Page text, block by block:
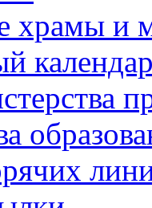
храмы и